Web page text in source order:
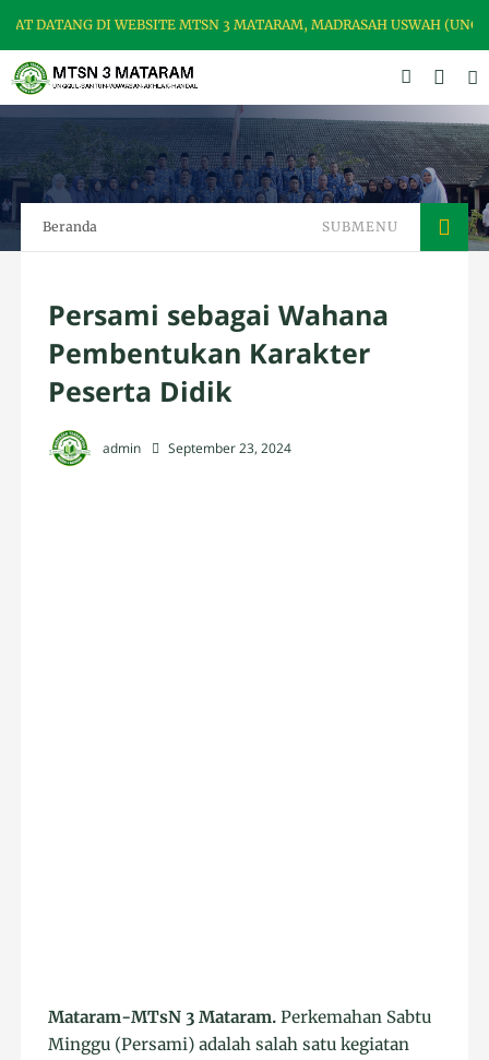
DATANG DI WEBSITE MTSN 3 MATARAM, MADRASAH USWAH
Beranda SUBMENU
Persami sebagai Wahana
Pembentukan Karakter
Peserta Didik
admin September 23, 2024
Mataram-MTsN 3 Mataram.Perkemahan Sabtu
Minggu (Persami) adalah salah satu kegiatan